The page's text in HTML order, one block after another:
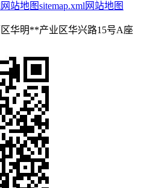
站地图sitemap.xml网站地图
华明**产业区华兴路15号A座